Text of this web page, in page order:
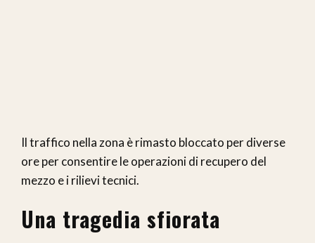
Il traffico nella zona è rimasto bloccato per diverse
ore per consentire le operazioni di recupero del
mezzo e i rilievi tecnici.
Una tragedia sfiorata